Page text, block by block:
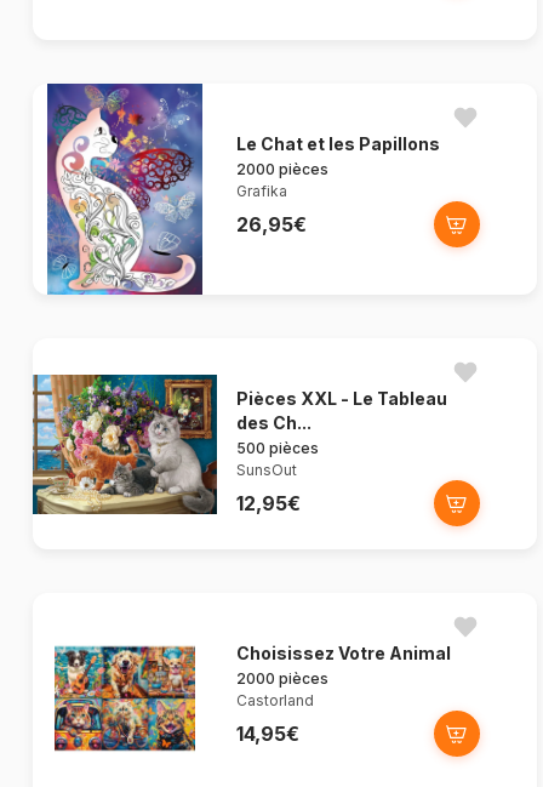
Le Chat et les Papillons
2000 pièces
Grafika
26,95€
Pièces XXL - Le Tableau
des Ch...
500 pièces
SunsOut
12,95€
Choisissez Votre Animal
2000 pièces
Castorland
14,95€